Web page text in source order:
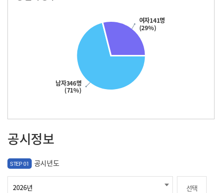
남자346명
(71%)
여자141명
(29%)
공시정보
STEP 01 공시년도
선택